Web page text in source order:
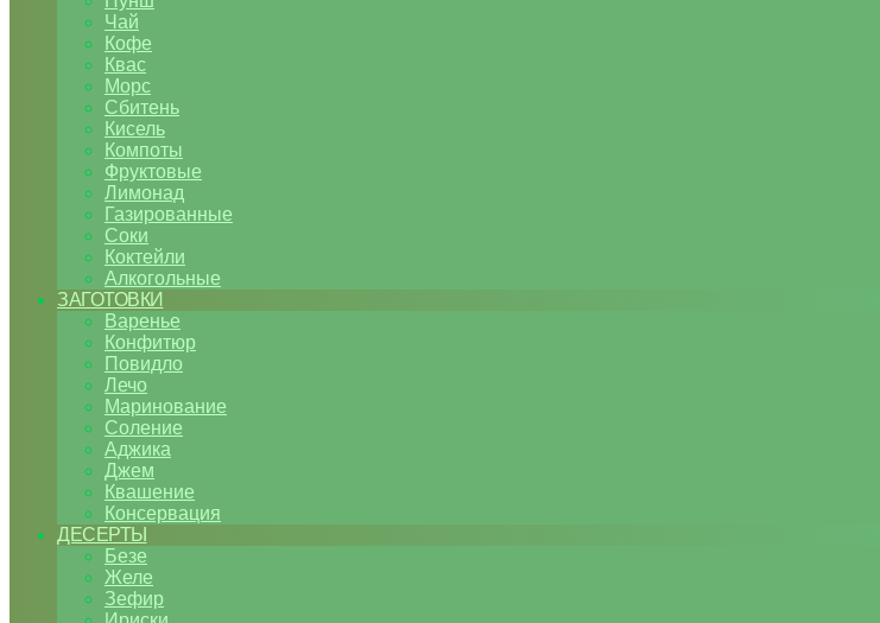
Чай
Кофе
Квас
Морс
Сбитень
Кисель
Компоты
Фруктовые
Лимонад
Газированные
Соки
Коктейли
Алкогольные
ЗАГОТОВКИ
Варенье
Конфитюр
Повидло
Лечо
Маринование
Соление
Аджика
Джем
Квашение
Консервация
ДЕСЕРТЫ
Безе
Желе
Зефир